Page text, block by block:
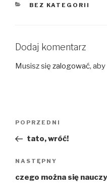
KATEGORIE
BEZ KATEGORII
Dodaj komentarz
Musisz się zalogować,
Poprzedni
wpis
POPRZEDNI
tato, wróć!
Następny
wpis
NASTĘPNY
czego można się